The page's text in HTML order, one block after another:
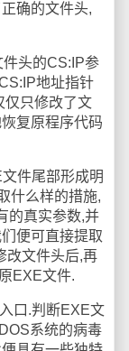
确的文件头,
头的CS:IP参
地址指针
仅只修改了文
复原程序代码
件尾部形成明
什么样的措施,
的真实参数,并
便可直接提取
改文件头后,再
EXE文件.
口.判断EXE文
系统的病毒